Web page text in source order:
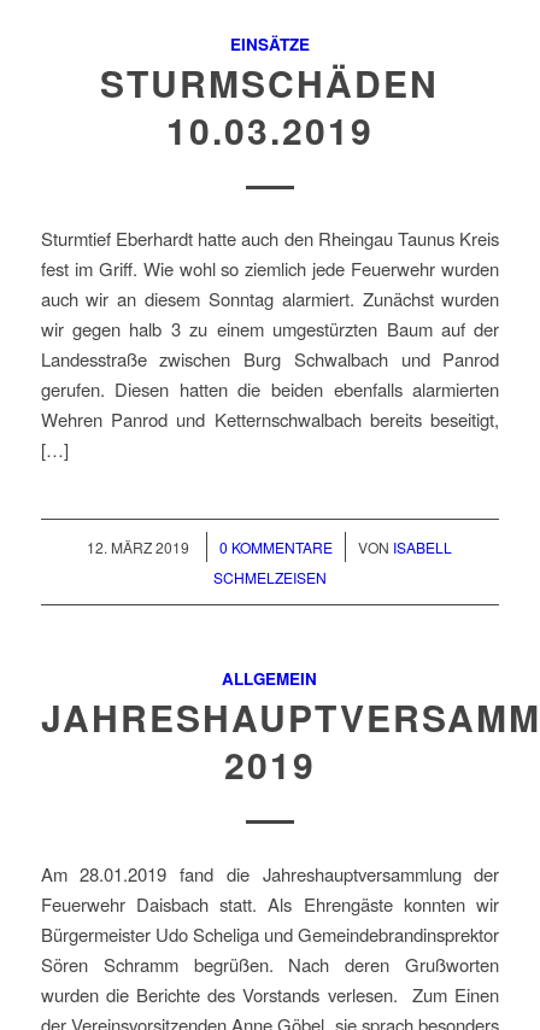
EINSÄTZE
STURMSCHÄDEN
10.03.2019
Sturmtief Eberhardt hatte auch den Rheingau Taunus Kreis
fest im Griff. Wie wohl so ziemlich jede Feuerwehr wurden
auch wir an diesem Sonntag alarmiert. Zunächst wurden
wir gegen halb 3 zu einem umgestürzten Baum auf der
Landesstraße zwischen Burg Schwalbach und Panrod
gerufen. Diesen hatten die beiden ebenfalls alarmierten
Wehren Panrod und Ketternschwalbach bereits beseitigt,
[…]
12. MÄRZ 2019
/ 0 KOMMENTARE
/ VON ISABELL
SCHMELZEISEN
ALLGEMEIN
2019
Am 28.01.2019 fand die Jahreshauptversammlung der
Feuerwehr Daisbach statt. Als Ehrengäste konnten wir
Bürgermeister Udo Scheliga und Gemeindebrandinsprektor
Sören Schramm begrüßen. Nach deren Grußworten
wurden die Berichte des Vorstands verlesen. Zum Einen
der Vereinsvorsitzenden Anne Göbel, sie sprach besonders